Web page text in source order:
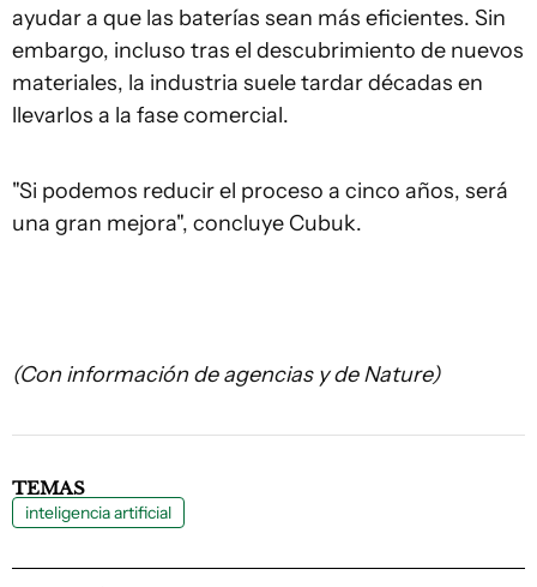
ayudar a que las baterías sean más eficientes. Sin
embargo, incluso tras el descubrimiento de nuevos
materiales, la industria suele tardar décadas en
llevarlos a la fase comercial.
"Si podemos reducir el proceso a cinco años, será
una gran mejora", concluye Cubuk.
(Con información de agencias y de Nature)
TEMAS
inteligencia artificial